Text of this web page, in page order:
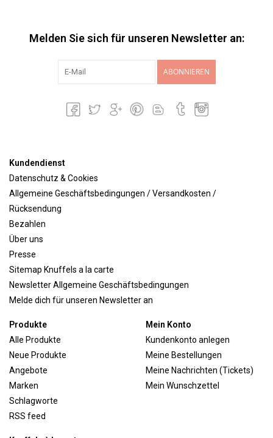
Melden Sie sich für unseren Newsletter an:
ABONNIEREN
Kundendienst
Datenschutz & Cookies
Allgemeine Geschäftsbedingungen / Versandkosten /
Rücksendung
Bezahlen
Über uns
Presse
Sitemap Knuffels a la carte
Newsletter Allgemeine Geschäftsbedingungen
Melde dich für unseren Newsletter an
Produkte
Alle Produkte
Neue Produkte
Angebote
Marken
Schlagworte
RSS feed
Mein Konto
Kundenkonto anlegen
Meine Bestellungen
Meine Nachrichten (Tickets)
Mein Wunschzettel